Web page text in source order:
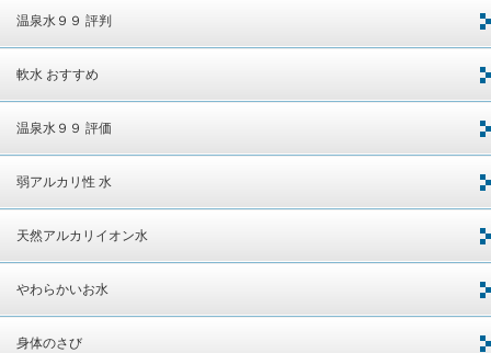
温泉水９９ 評判
軟水 おすすめ
温泉水９９ 評価
弱アルカリ性 水
天然アルカリイオン水
やわらかいお水
身体のさび